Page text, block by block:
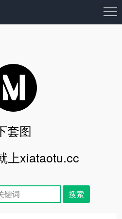
套图
上xiataotu.cc